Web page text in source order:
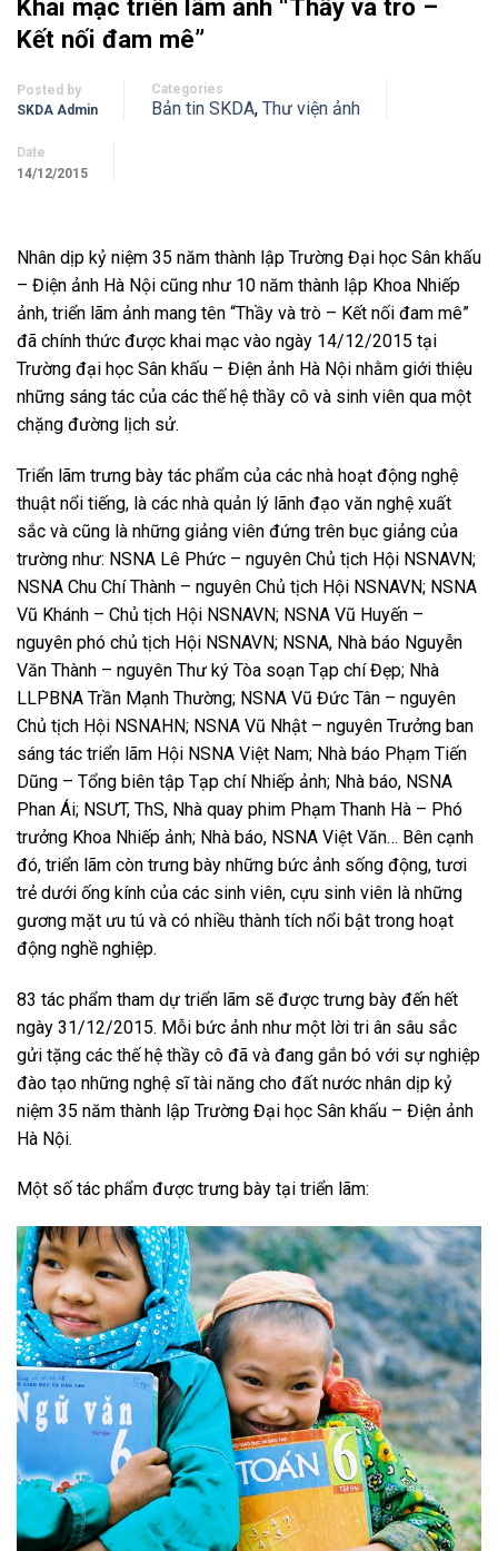
Khai mạc triển lãm ảnh “Thầy và trò –
Kết nối đam mê”
Posted by
SKDA Admin
Categories
Bản tin SKDA, Thư viện ảnh
Date
14/12/2015
Nhân dịp kỷ niệm 35 năm thành lập Trường Đại học Sân khấu
– Điện ảnh Hà Nội cũng như 10 năm thành lập Khoa Nhiếp
ảnh, triển lãm ảnh mang tên “Thầy và trò – Kết nối đam mê”
đã chính thức được khai mạc vào ngày 14/12/2015 tại
Trường đại học Sân khấu – Điện ảnh Hà Nội nhằm giới thiệu
những sáng tác của các thế hệ thầy cô và sinh viên qua một
chặng đường lịch sử.
Triển lãm trưng bày tác phẩm của các nhà hoạt động nghệ
thuật nổi tiếng, là các nhà quản lý lãnh đạo văn nghệ xuất
sắc và cũng là những giảng viên đứng trên bục giảng của
trường như: NSNA Lê Phức – nguyên Chủ tịch Hội NSNAVN;
NSNA Chu Chí Thành – nguyên Chủ tịch Hội NSNAVN; NSNA
Vũ Khánh – Chủ tịch Hội NSNAVN; NSNA Vũ Huyến –
nguyên phó chủ tịch Hội NSNAVN; NSNA, Nhà báo Nguyễn
Văn Thành – nguyên Thư ký Tòa soạn Tạp chí Đẹp; Nhà
LLPBNA Trần Mạnh Thường; NSNA Vũ Đức Tân – nguyên
Chủ tịch Hội NSNAHN; NSNA Vũ Nhật – nguyên Trưởng ban
sáng tác triển lãm Hội NSNA Việt Nam; Nhà báo Phạm Tiến
Dũng – Tổng biên tập Tạp chí Nhiếp ảnh; Nhà báo, NSNA
Phan Ái; NSƯT, ThS, Nhà quay phim Phạm Thanh Hà – Phó
trưởng Khoa Nhiếp ảnh; Nhà báo, NSNA Việt Văn… Bên cạnh
đó, triển lãm còn trưng bày những bức ảnh sống động, tươi
trẻ dưới ống kính của các sinh viên, cựu sinh viên là những
gương mặt ưu tú và có nhiều thành tích nổi bật trong hoạt
động nghề nghiệp.
83 tác phẩm tham dự triển lãm sẽ được trưng bày đến hết
ngày 31/12/2015. Mỗi bức ảnh như một lời tri ân sâu sắc
gửi tặng các thế hệ thầy cô đã và đang gắn bó với sự nghiệp
đào tạo những nghệ sĩ tài năng cho đất nước nhân dịp kỷ
niệm 35 năm thành lập Trường Đại học Sân khấu – Điện ảnh
Hà Nội.
Một số tác phẩm được trưng bày tại triển lãm: